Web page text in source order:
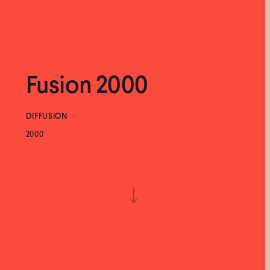
Fusion 2000
DIFFUSION
2000